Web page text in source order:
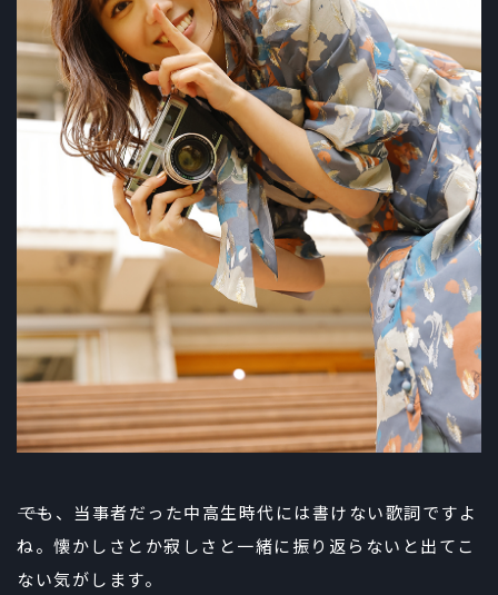
――でも、当事者だった中高生時代には書けない歌詞ですよ
ね。懐かしさとか寂しさと一緒に振り返らないと出てこ
ない気がします。